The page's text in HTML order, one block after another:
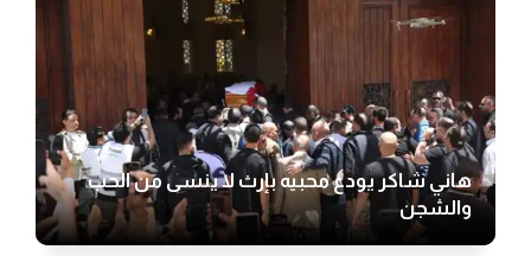
هاني شاكر يودع محبيه بإرث لا ينسى من الحب
والشجن